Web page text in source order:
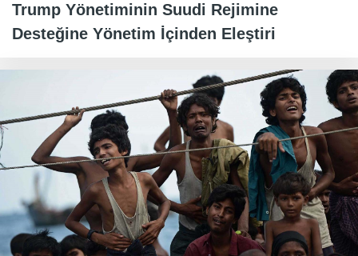
Trump Yönetiminin Suudi Rejimine
Desteğine Yönetim İçinden Eleştiri